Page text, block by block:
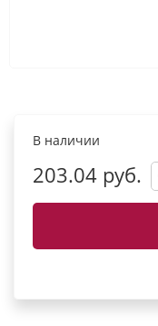
В наличии
203.04 руб.